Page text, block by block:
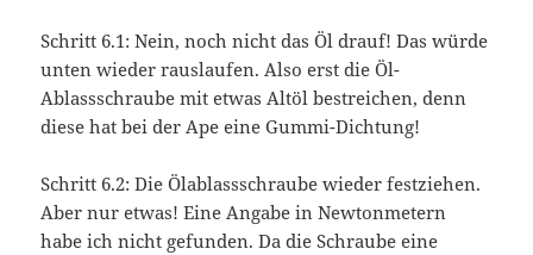
Schritt 6.1: Nein, noch nicht das Öl drauf! Das würde
unten wieder rauslaufen. Also erst die Öl-
Ablassschraube mit etwas Altöl bestreichen, denn
diese hat bei der Ape eine Gummi-Dichtung!
Schritt 6.2: Die Ölablassschraube wieder festziehen.
Aber nur etwas! Eine Angabe in Newtonmetern
habe ich nicht gefunden. Da die Schraube eine